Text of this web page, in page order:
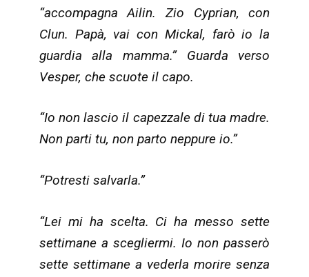
“accompagna Ailin. Zio Cyprian, con
Clun. Papà, vai con Mickal, farò io la
guardia alla mamma.” Guarda verso
Vesper, che scuote il capo.
“Io non lascio il capezzale di tua madre.
Non parti tu, non parto neppure io.”
“Potresti salvarla.”
“Lei mi ha scelta. Ci ha messo sette
settimane a scegliermi. Io non passerò
sette settimane a vederla morire senza